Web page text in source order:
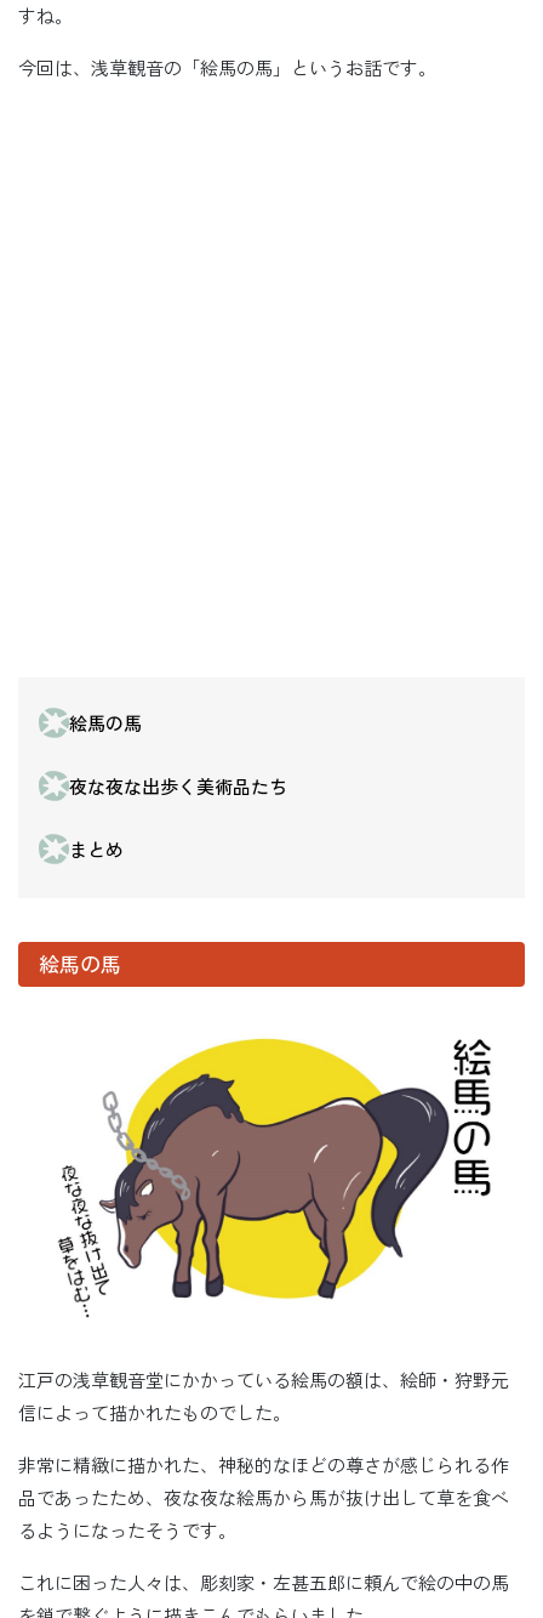
すね。
今回は、浅草観音の「絵馬の馬」というお話です。
絵馬の馬
夜な夜な出歩く美術品たち
まとめ
絵馬の馬
江戸の浅草観音堂にかかっている絵馬の額は、絵師・狩野元
信によって描かれたものでした。
非常に精緻に描かれた、神秘的なほどの尊さが感じられる作
品であったため、夜な夜な絵馬から馬が抜け出して草を食べ
るようになったそうです。
これに困った人々は、彫刻家・左甚五郎に頼んで絵の中の馬